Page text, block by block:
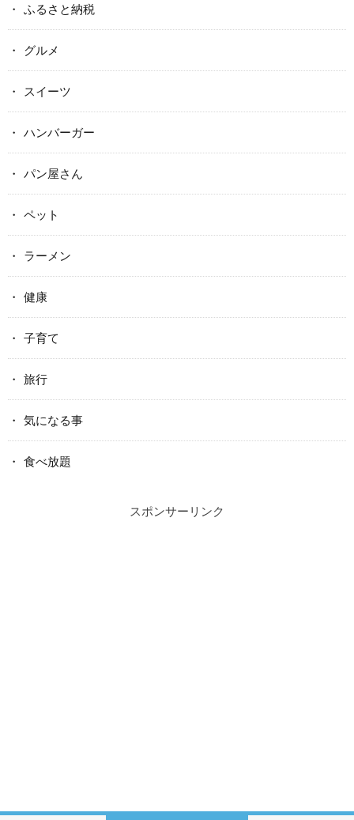
ふるさと納税
グルメ
スイーツ
ハンバーガー
パン屋さん
ペット
ラーメン
健康
子育て
旅行
気になる事
食べ放題
スポンサーリンク